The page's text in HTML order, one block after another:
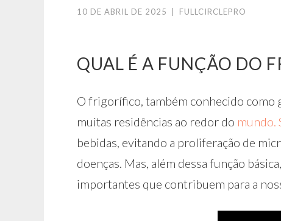
10 DE ABRIL DE 2025 FULLCIRCLEPRO
QUAL É A FUNÇÃO DO
O frigorífico, também conhecido como
muitas residências ao redor do mundo.
bebidas, evitando a proliferação de
doenças. Mas, além dessa função
importantes que contribuem para a